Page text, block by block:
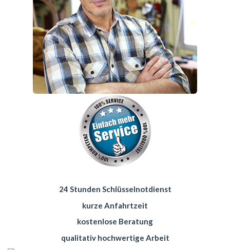
24 Stunden Schlüsselnotdienst
kurze Anfahrtzeit
kostenlose Beratung
qualitativ hochwertige Arbeit